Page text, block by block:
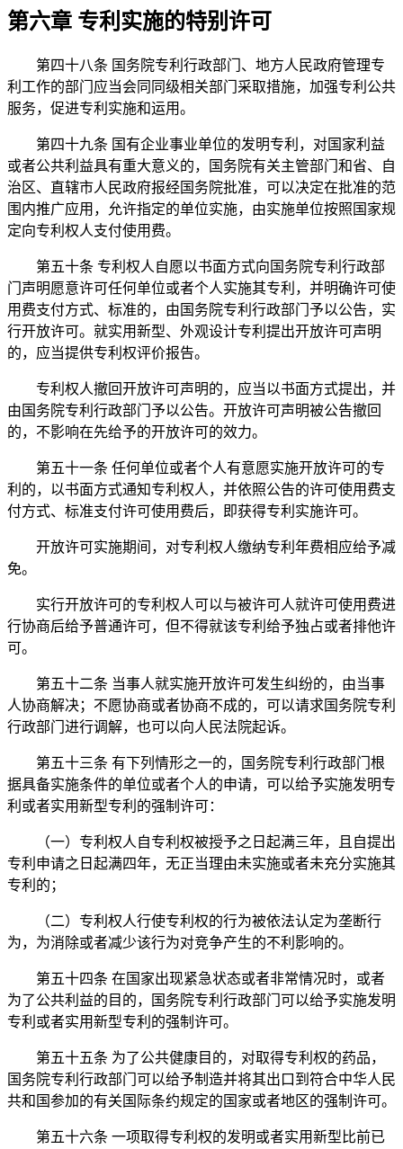
第六章 专利实施的特别许可
第四十八条 国务院专利行政部门、地方人民政府管理专
利工作的部门应当会同同级相关部门采取措施，加强专利公共
服务，促进专利实施和运用。
第四十九条 国有企业事业单位的发明专利，对国家利益
或者公共利益具有重大意义的，国务院有关主管部门和省、自
治区、直辖市人民政府报经国务院批准，可以决定在批准的范
围内推广应用，允许指定的单位实施，由实施单位按照国家规
定向专利权人支付使用费。
第五十条 专利权人自愿以书面方式向国务院专利行政部
门声明愿意许可任何单位或者个人实施其专利，并明确许可使
用费支付方式、标准的，由国务院专利行政部门予以公告，实
行开放许可。就实用新型、外观设计专利提出开放许可声明
的，应当提供专利权评价报告。
专利权人撤回开放许可声明的，应当以书面方式提出，并
由国务院专利行政部门予以公告。开放许可声明被公告撤回
的，不影响在先给予的开放许可的效力。
第五十一条 任何单位或者个人有意愿实施开放许可的专
利的，以书面方式通知专利权人，并依照公告的许可使用费支
付方式、标准支付许可使用费后，即获得专利实施许可。
开放许可实施期间，对专利权人缴纳专利年费相应给予减
免。
实行开放许可的专利权人可以与被许可人就许可使用费进
行协商后给予普通许可，但不得就该专利给予独占或者排他许
可。
第五十二条 当事人就实施开放许可发生纠纷的，由当事
人协商解决；不愿协商或者协商不成的，可以请求国务院专利
行政部门进行调解，也可以向人民法院起诉。
第五十三条 有下列情形之一的，国务院专利行政部门根
据具备实施条件的单位或者个人的申请，可以给予实施发明专
利或者实用新型专利的强制许可：
（一）专利权人自专利权被授予之日起满三年，且自提出
专利申请之日起满四年，无正当理由未实施或者未充分实施其
专利的；
（二）专利权人行使专利权的行为被依法认定为垄断行
为，为消除或者减少该行为对竞争产生的不利影响的。
第五十四条 在国家出现紧急状态或者非常情况时，或者
为了公共利益的目的，国务院专利行政部门可以给予实施发明
专利或者实用新型专利的强制许可。
第五十五条 为了公共健康目的，对取得专利权的药品，
国务院专利行政部门可以给予制造并将其出口到符合中华人民
共和国参加的有关国际条约规定的国家或者地区的强制许可。
第五十六条 一项取得专利权的发明或者实用新型比前已